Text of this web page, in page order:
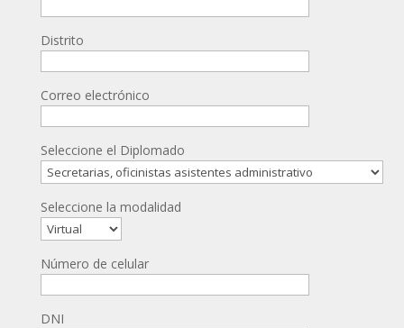
Distrito
Correo electrónico
Seleccione el Diplomado
Seleccione la modalidad
Número de celular
DNI